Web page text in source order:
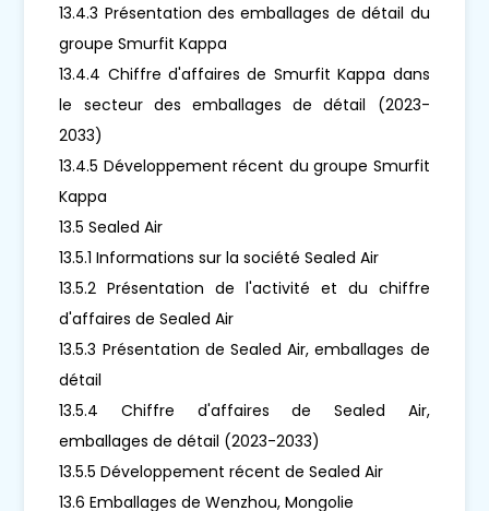
13.4.3 Présentation des emballages de détail du
groupe Smurfit Kappa
13.4.4 Chiffre d'affaires de Smurfit Kappa dans
le secteur des emballages de détail (2023-
2033)
13.4.5 Développement récent du groupe Smurfit
Kappa
13.5 Sealed Air
13.5.1 Informations sur la société Sealed Air
13.5.2 Présentation de l'activité et du chiffre
d'affaires de Sealed Air
13.5.3 Présentation de Sealed Air, emballages de
détail
13.5.4 Chiffre d'affaires de Sealed Air,
emballages de détail (2023-2033)
13.5.5 Développement récent de Sealed Air
13.6 Emballages de Wenzhou, Mongolie